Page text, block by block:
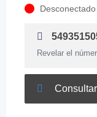
Revelar el